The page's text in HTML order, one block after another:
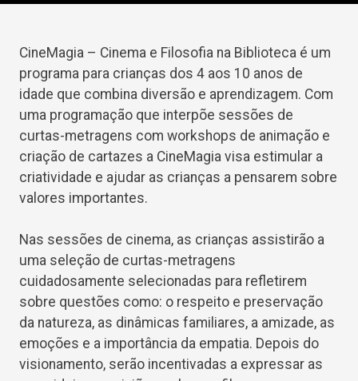
CineMagia – Cinema e Filosofia na Biblioteca é um
programa para crianças dos 4 aos 10 anos de
idade que combina diversão e aprendizagem. Com
uma programação que interpõe sessões de
curtas-metragens com workshops de animação e
criação de cartazes a CineMagia visa estimular a
criatividade e ajudar as crianças a pensarem sobre
valores importantes.
Nas sessões de cinema, as crianças assistirão a
uma seleção de curtas-metragens
cuidadosamente selecionadas para refletirem
sobre questões como: o respeito e preservação
da natureza, as dinâmicas familiares, a amizade, as
emoções e a importância da empatia. Depois do
visionamento, serão incentivadas a expressar as